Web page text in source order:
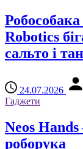
Robotics
сальто і
24.07.2026
Гаджети
Neos
роборука